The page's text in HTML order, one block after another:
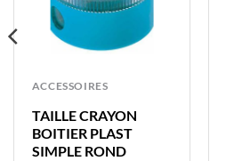
ACCESSOIRES
TAILLE CRAYON
BOITIER PLAST
SIMPLE ROND